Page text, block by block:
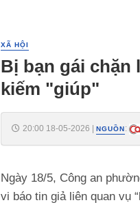
XÃ HỘI
Bị bạn gái chặn
kiếm "giúp"
20:00 18-05-2026 | NGUỒN:
Ngày 18/5, Công an
vi báo tin giả liên quan vụ